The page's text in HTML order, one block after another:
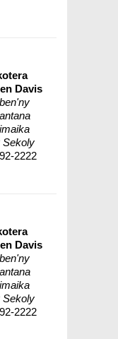
Davis
Sekoly
2222
Davis
Sekoly
2222